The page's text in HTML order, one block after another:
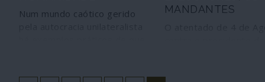
Num mundo caótico gerido
direitos humanos.
MANDANTES
fracassou, mas os